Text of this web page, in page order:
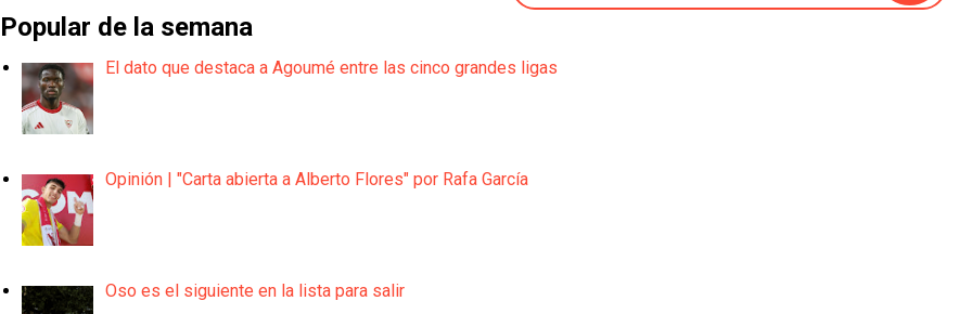
Popular de la semana
El dato que destaca a Agoumé entre las cinco grandes ligas
Opinión | "Carta abierta a Alberto Flores" por Rafa García
Oso es el siguiente en la lista para salir